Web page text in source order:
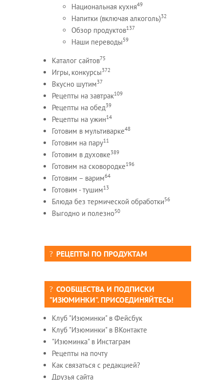
Национальная кухня49
Напитки (включая алкоголь)32
Обзор продуктов137
Наши переводы59
Каталог сайтов75
Игры, конкурсы372
Вкусно шутим37
Рецепты на завтрак109
Рецепты на обед39
Рецепты на ужин14
Готовим в мультиварке48
Готовим на пару11
Готовим в духовке389
Готовим на сковородке196
Готовим – варим64
Готовим - тушим13
Блюда без термической обработки56
Выгодно и полезно50
РЕЦЕПТЫ ПО ПРОДУКТАМ
СООБЩЕСТВА И ПОДПИСКИ
"ИЗЮМИНКИ". ПРИСОЕДИНЯЙТЕСЬ!
Клуб "Изюминки" в Фейсбук
Клуб "Изюминки" в ВКонтакте
"Изюминка" в Инстаграм
Рецепты на почту
Как связаться с редакцией?
Друзья сайта